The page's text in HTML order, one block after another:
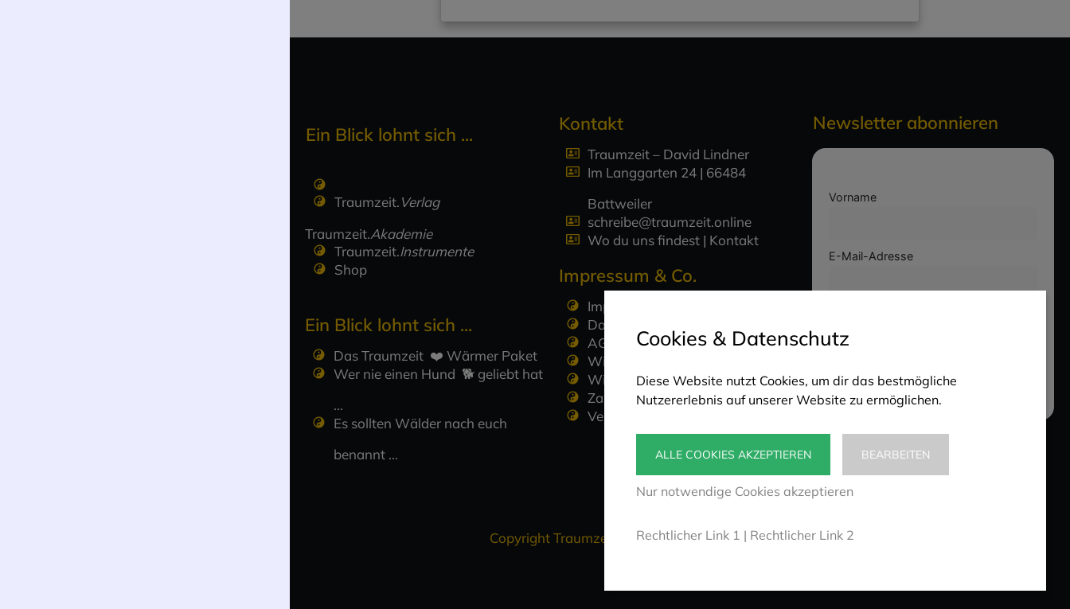
Ein Blick lohnt sich ...
Traumzeit.Verlag
Traumzeit.Akademie
Traumzeit.Instrumente
Shop
Ein Blick lohnt sich ...
Das Traumzeit ❤️ Wärmer Paket
Wer nie einen Hund 🐕 geliebt hat
...
Es sollten Wälder nach euch
benannt ...
Kontakt
Traumzeit – David Lindner
Im Langgarten 24 | 66484
Battweiler
schreibe@traumzeit.online
Wo du uns findest | Kontakt
Impressum & Co.
Impressum
Datenschutzerklärung
AGBs
Widerruf
Widerruf für digitale Inhalte
Zahlungsweisen
Versandkosten
Newsletter abonnieren
Vorname
E-Mail-Adresse
Copyright Traumzeit – David Lindner. Alle Rechte vorbehalten
Cookies & Datenschutz
Diese Website nutzt Cookies, um dir das bestmögliche
Nutzererlebnis auf unserer Website zu ermöglichen.
ALLE COOKIES AKZEPTIEREN BEARBEITEN
Nur notwendige Cookies akzeptieren
Rechtlicher Link 1 | Rechtlicher Link 2